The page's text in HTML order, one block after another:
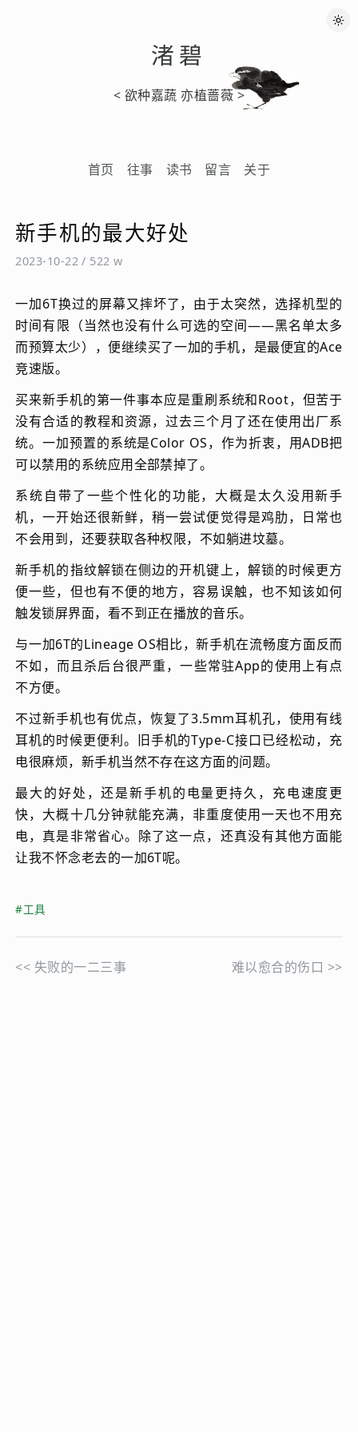
渚碧
< 欲种嘉蔬 亦植蔷薇 >
首页 往事 读书 留言 关于
新手机的最大好处
2023-10-22/ 522 w
一加6T换过的屏幕又摔坏了，由于太突然，选择机型的
时间有限（当然也没有什么可选的空间——黑名单太多
而预算太少），便继续买了一加的手机，是最便宜的Ace
竞速版。
买来新手机的第一件事本应是重刷系统和Root，但苦于
没有合适的教程和资源，过去三个月了还在使用出厂系
统。一加预置的系统是Color OS，作为折衷，用ADB把
可以禁用的系统应用全部禁掉了。
系统自带了一些个性化的功能，大概是太久没用新手
机，一开始还很新鲜，稍一尝试便觉得是鸡肋，日常也
不会用到，还要获取各种权限，不如躺进坟墓。
新手机的指纹解锁在侧边的开机键上，解锁的时候更方
便一些，但也有不便的地方，容易误触，也不知该如何
触发锁屏界面，看不到正在播放的音乐。
与一加6T的Lineage OS相比，新手机在流畅度方面反而
不如，而且杀后台很严重，一些常驻App的使用上有点
不方便。
不过新手机也有优点，恢复了3.5mm耳机孔，使用有线
耳机的时候更便利。旧手机的Type-C接口已经松动，充
电很麻烦，新手机当然不存在这方面的问题。
最大的好处，还是新手机的电量更持久，充电速度更
快，大概十几分钟就能充满，非重度使用一天也不用充
电，真是非常省心。除了这一点，还真没有其他方面能
让我不怀念老去的一加6T呢。
#工具
<< 失败的一二三事 难以愈合的伤口 >>